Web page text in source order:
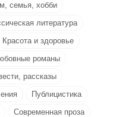
семья, хобби
литература
Красота и здоровье
романы
рассказы
Публицистика
Современная проза